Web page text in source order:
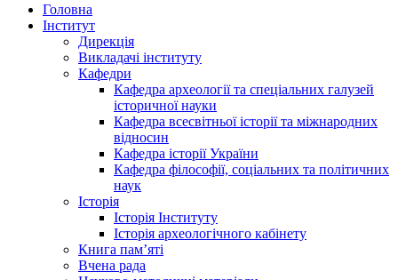
Головна
Інститут
Дирекція
Викладачі інституту
Кафедри
Кафедра археології та спеціальних галузей
історичної науки
Кафедра всесвітньої історії та міжнародних
відносин
Кафедра історії України
Кафедра філософії, соціальних та політичних
наук
Історія
Історія Інституту
Історія археологічного кабінету
Книга памʼяті
Вчена рада